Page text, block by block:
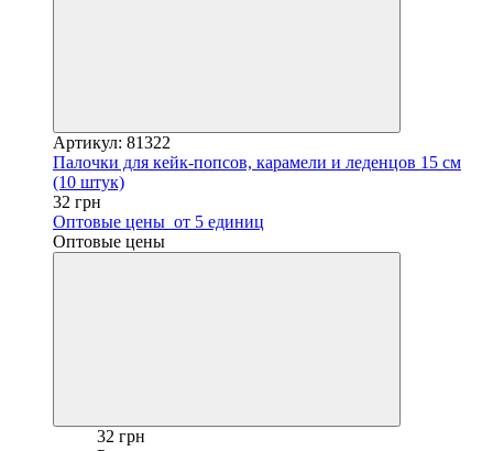
Артикул: 81322
Палочки для кейк-попсов, карамели и леденцов 15 см
(10 штук)
32 грн
Оптовые цены от 5 единиц
Оптовые цены
32 грн